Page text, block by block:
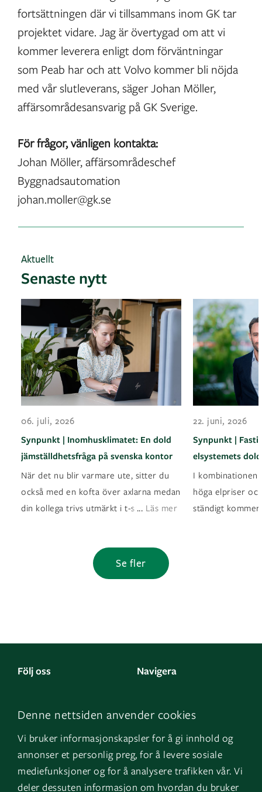
Denne nettsiden anvender cookies
Vi bruker informasjonskapsler for å gi innhold og
annonser et personlig preg, for å levere sosiale
mediefunksjoner og for å analysere trafikken vår. Vi
deler dessuten informasjon om hvordan du bruker
fortsättningen där vi tillsammans inom GK tar
projektet vidare. Jag är övertygad om att vi
kommer leverera enligt dom förväntningar
som Peab har och att Volvo kommer bli nöjda
med vår slutleverans, säger Johan Möller,
affärsområdesansvarig på GK Sverige.
För frågor, vänligen kontakta:
Johan Möller, affärsområdeschef
Byggnadsautomation
johan.moller@gk.se
Aktuellt
Senaste nytt
06. juli, 2026
Synpunkt | Inomhusklimatet: En dold
jämställdhetsfråga på svenska kontor
När det nu blir varmare ute, sitter du
också med en kofta över axlarna medan
din kollega trivs utmärkt i t-shirt? Det ä
... Läs mer
22. juni, 2026
Synpunkt |
elsystemets
I kombinationen
höga elpriser
ständigt
Se fler
Följ oss
LinkedIn
Instagram
YouTube
Navigera
Om oss
GK Norge
GK Danmark